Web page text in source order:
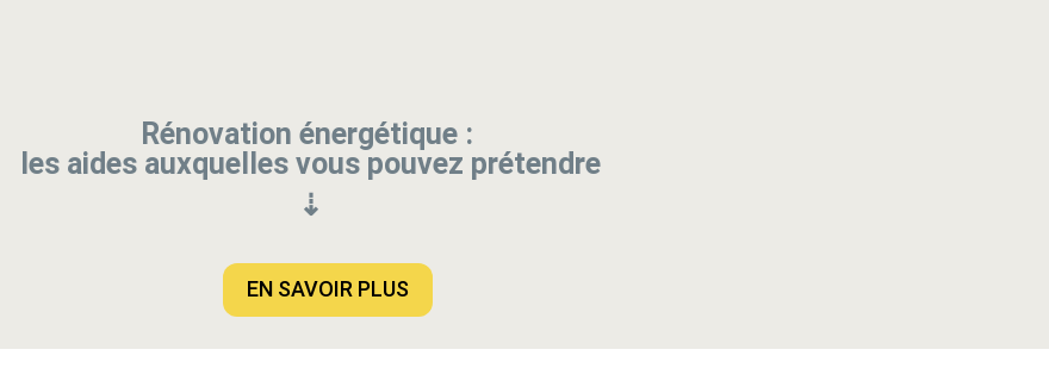
Rénovation énergétique :
les aides auxquelles vous pouvez prétendre
⇣
EN SAVOIR PLUS